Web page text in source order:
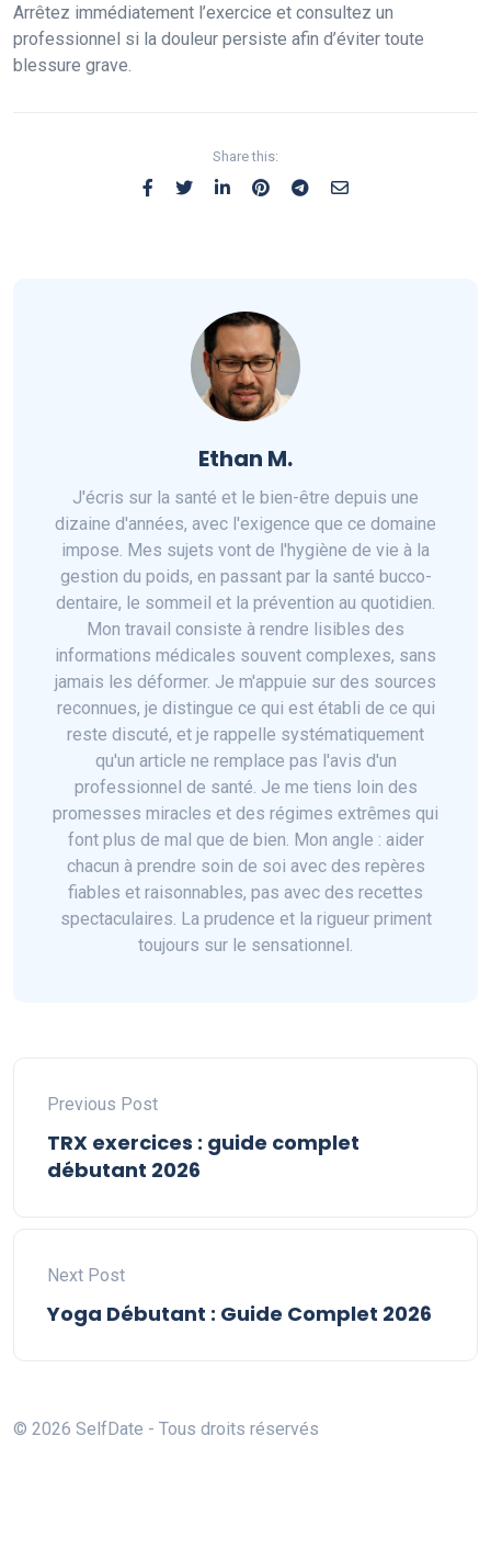
Arrêtez immédiatement l’exercice et consultez un
professionnel si la douleur persiste afin d’éviter toute
blessure grave.
Share this:
Ethan M.
J'écris sur la santé et le bien-être depuis une
dizaine d'années, avec l'exigence que ce domaine
impose. Mes sujets vont de l'hygiène de vie à la
gestion du poids, en passant par la santé bucco-
dentaire, le sommeil et la prévention au quotidien.
Mon travail consiste à rendre lisibles des
informations médicales souvent complexes, sans
jamais les déformer. Je m'appuie sur des sources
reconnues, je distingue ce qui est établi de ce qui
reste discuté, et je rappelle systématiquement
qu'un article ne remplace pas l'avis d'un
professionnel de santé. Je me tiens loin des
promesses miracles et des régimes extrêmes qui
font plus de mal que de bien. Mon angle : aider
chacun à prendre soin de soi avec des repères
fiables et raisonnables, pas avec des recettes
spectaculaires. La prudence et la rigueur priment
toujours sur le sensationnel.
Previous Post
TRX exercices : guide complet
débutant 2026
Next Post
Yoga Débutant : Guide Complet 2026
© 2026 SelfDate - Tous droits réservés